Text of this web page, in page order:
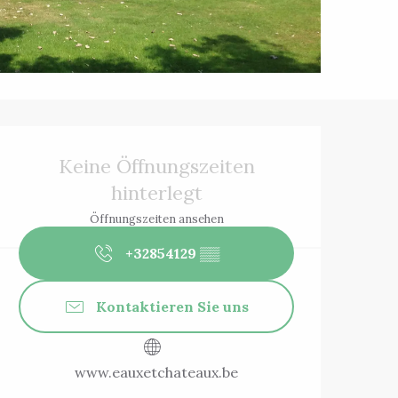
Keine Öffnungszeiten
hinterlegt
Öffnungszeiten ansehen
+32854129 ▒▒
Kontaktieren Sie uns
www.eauxetchateaux.be